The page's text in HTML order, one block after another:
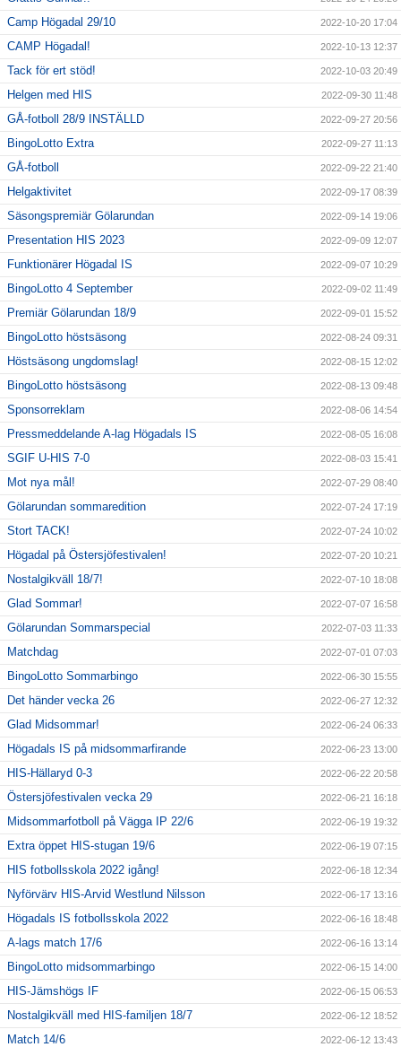
Camp Högadal 29/10 2022-10-20 17:04
CAMP Högadal! 2022-10-13 12:37
Tack för ert stöd! 2022-10-03 20:49
Helgen med HIS 2022-09-30 11:48
GÅ-fotboll 28/9 INSTÄLLD 2022-09-27 20:56
BingoLotto Extra 2022-09-27 11:13
GÅ-fotboll 2022-09-22 21:40
Helgaktivitet 2022-09-17 08:39
Säsongspremiär Gölarundan 2022-09-14 19:06
Presentation HIS 2023 2022-09-09 12:07
Funktionärer Högadal IS 2022-09-07 10:29
BingoLotto 4 September 2022-09-02 11:49
Premiär Gölarundan 18/9 2022-09-01 15:52
BingoLotto höstsäsong 2022-08-24 09:31
Höstsäsong ungdomslag! 2022-08-15 12:02
BingoLotto höstsäsong 2022-08-13 09:48
Sponsorreklam 2022-08-06 14:54
Pressmeddelande A-lag Högadals IS 2022-08-05 16:08
SGIF U-HIS 7-0 2022-08-03 15:41
Mot nya mål! 2022-07-29 08:40
Gölarundan sommaredition 2022-07-24 17:19
Stort TACK! 2022-07-24 10:02
Högadal på Östersjöfestivalen! 2022-07-20 10:21
Nostalgikväll 18/7! 2022-07-10 18:08
Glad Sommar! 2022-07-07 16:58
Gölarundan Sommarspecial 2022-07-03 11:33
Matchdag 2022-07-01 07:03
BingoLotto Sommarbingo 2022-06-30 15:55
Det händer vecka 26 2022-06-27 12:32
Glad Midsommar! 2022-06-24 06:33
Högadals IS på midsommarfirande 2022-06-23 13:00
HIS-Hällaryd 0-3 2022-06-22 20:58
Östersjöfestivalen vecka 29 2022-06-21 16:18
Midsommarfotboll på Vägga IP 22/6 2022-06-19 19:32
Extra öppet HIS-stugan 19/6 2022-06-19 07:15
HIS fotbollsskola 2022 igång! 2022-06-18 12:34
Nyförvärv HIS-Arvid Westlund Nilsson 2022-06-17 13:16
Högadals IS fotbollsskola 2022 2022-06-16 18:48
A-lags match 17/6 2022-06-16 13:14
BingoLotto midsommarbingo 2022-06-15 14:00
HIS-Jämshögs IF 2022-06-15 06:53
Nostalgikväll med HIS-familjen 18/7 2022-06-12 18:52
Match 14/6 2022-06-12 13:43